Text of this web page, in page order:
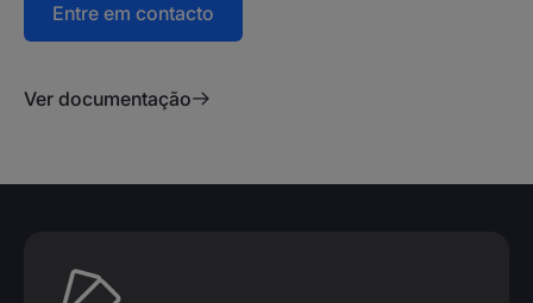
Entre em contacto
Ver documentação